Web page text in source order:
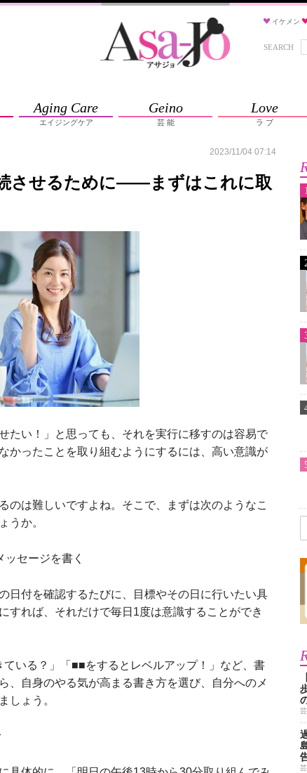
イケメン
SEARCH
Aging Care
エイジングケア
Geino
芸 能
Love
ラ ブ
2023/11/04 07:14
させるために――まずはこれに取
たい！」と思っても、それを実行に移すのは容易で
かったことを取り組むようにするには、高い意識が
は難しいですよね。そこで、まずは次のようなこ
うか。
セージを書く
日付を確認するたびに、目標やその日に行いたい具
すれば、それだけで毎日1度は意識することができ
ている？」「■■をするとレベルアップ！」など、書
、自身のやる気が高まる書き方を選び、自分へのメ
しょう。
1